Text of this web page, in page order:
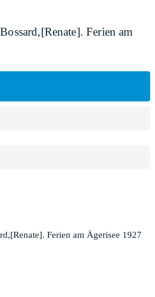
Ferien am
Ferien am Ägerisee 1927